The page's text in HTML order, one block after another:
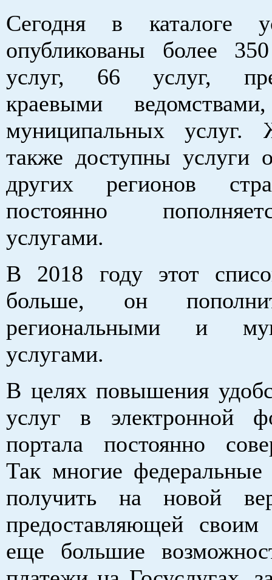
Сегодня в каталоге
опубликованы более
услуг, 66 услуг,
краевыми
муниципальных услуг.
также доступны услуги
других регионов
постоянно
услугами.
В 2018 году этот
больше, он
региональными и
услугами.
В целях повышения
услуг в электронной
портала постоянно
Так многие
получить на новой
предоставляющей своим
еще большие